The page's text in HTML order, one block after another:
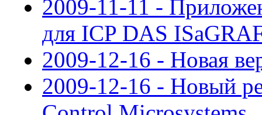
2009-11-11 -
для ICP DAS
2009-12-16 - Новая
2009-12-16 - Новый